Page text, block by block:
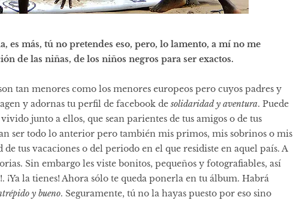
es más, tú no pretendes eso, pero, lo lamento, a mí no me
de las niñas, de los niños negros para ser exactos.
tan menores como los menores europeos pero cuyos padres y
y adornas tu perfil de facebook de solidaridad y aventura. Puede
junto a ellos, que sean parientes de tus amigos o de tus
ser todo lo anterior pero también mis primos, mis sobrinos o mis
tus vacaciones o del periodo en el que residiste en aquel país. A
Sin embargo les viste bonitos, pequeños y fotografiables, así
¡Ya la tienes! Ahora sólo te queda ponerla en tu álbum. Habrá
y bueno. Seguramente, tú no la hayas puesto por eso sino